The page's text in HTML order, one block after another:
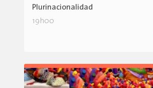
Plurinacionalidad
19h00